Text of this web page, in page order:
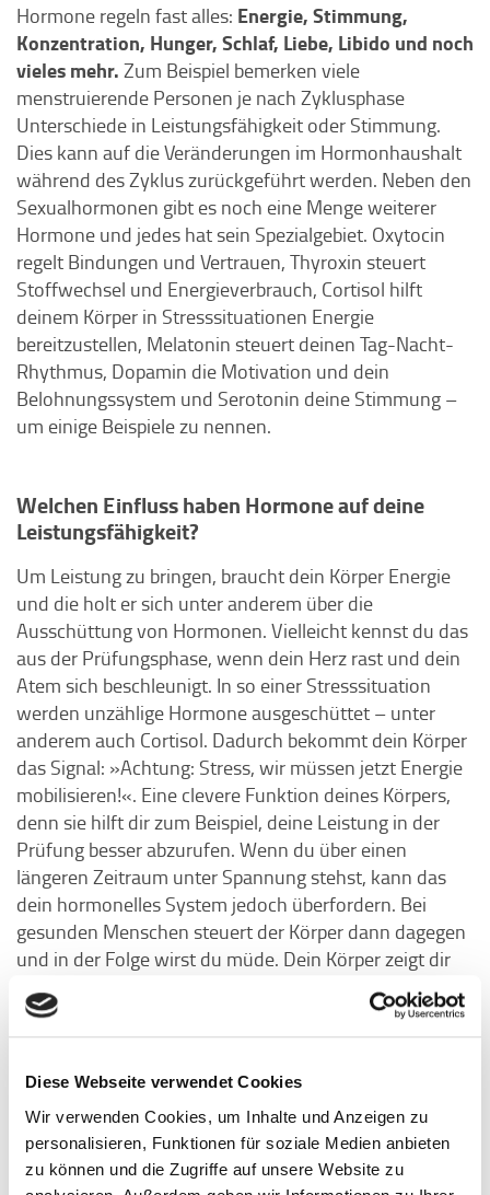
Diese Webseite verwendet Cookies
Wir verwenden Cookies, um Inhalte und Anzeigen zu
personalisieren, Funktionen für soziale Medien anbieten
zu können und die Zugriffe auf unsere Website zu
Hormone regeln fast alles: Energie, Stimmung,
Konzentration, Hunger, Schlaf, Liebe, Libido und noch
vieles mehr. Zum Beispiel bemerken viele
menstruierende Personen je nach Zyklusphase
Unterschiede in Leistungsfähigkeit oder Stimmung.
Dies kann auf die Veränderungen im Hormonhaushalt
während des Zyklus zurückgeführt werden. Neben den
Sexualhormonen gibt es noch eine Menge weiterer
Hormone und jedes hat sein Spezialgebiet. Oxytocin
regelt Bindungen und Vertrauen, Thyroxin steuert
Stoffwechsel und Energieverbrauch, Cortisol hilft
deinem Körper in Stresssituationen Energie
bereitzustellen, Melatonin steuert deinen Tag-Nacht-
Rhythmus, Dopamin die Motivation und dein
Belohnungssystem und Serotonin deine Stimmung –
um einige Beispiele zu nennen.
Welchen Einfluss haben Hormone auf deine
Leistungsfähigkeit?
Um Leistung zu bringen, braucht dein Körper Energie
und die holt er sich unter anderem über die
Ausschüttung von Hormonen. Vielleicht kennst du das
aus der Prüfungsphase, wenn dein Herz rast und dein
Atem sich beschleunigt. In so einer Stresssituation
werden unzählige Hormone ausgeschüttet – unter
anderem auch Cortisol. Dadurch bekommt dein Körper
das Signal: »Achtung: Stress, wir müssen jetzt Energie
mobilisieren!«. Eine clevere Funktion deines Körpers,
denn sie hilft dir zum Beispiel, deine Leistung in der
Prüfung besser abzurufen. Wenn du über einen
längeren Zeitraum unter Spannung stehst, kann das
dein hormonelles System jedoch überfordern. Bei
gesunden Menschen steuert der Körper dann dagegen
und in der Folge wirst du müde. Dein Körper zeigt dir
damit, dass du jetzt einen Gang runterschalten und für
Regeneration sorgen solltest.
Und wenn die Hormone durcheinandergeraten?
Auf Social Media begegnen mir immer wieder Inhalte
rund ums Thema Hormonhaushalt. Vielleicht hast du